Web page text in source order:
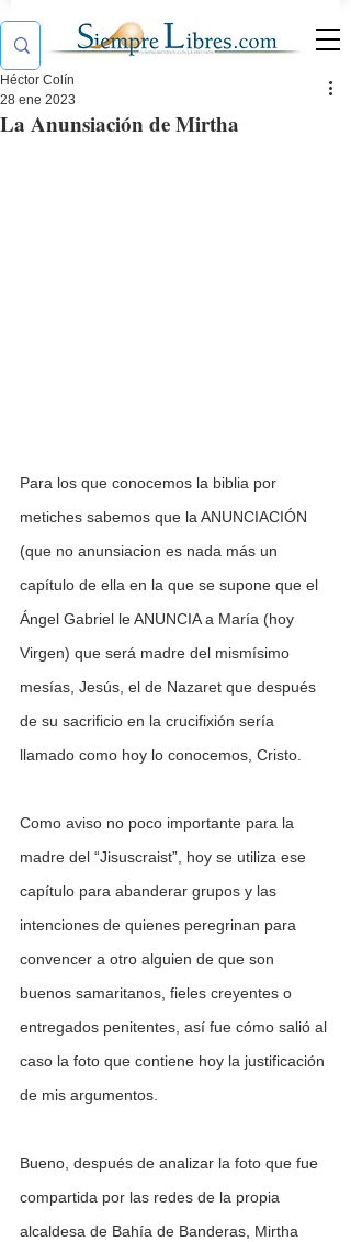
La Anunsiación de Mirtha
Héctor Colín
28 ene 2023
Para los que conocemos la biblia por
metiches sabemos que la ANUNCIACIÓN
(que no anunsiacion es nada más un
capítulo de ella en la que se supone que el
Ángel Gabriel le ANUNCIA a María (hoy
Virgen) que será madre del mismísimo
mesías, Jesús, el de Nazaret que después
de su sacrificio en la crucifixión sería
llamado como hoy lo conocemos, Cristo.
Como aviso no poco importante para la
madre del “Jisuscraist”, hoy se utiliza ese
capítulo para abanderar grupos y las
intenciones de quienes peregrinan para
convencer a otro alguien de que son
buenos samaritanos, fieles creyentes o
entregados penitentes, así fue cómo salió al
caso la foto que contiene hoy la justificación
de mis argumentos.
Bueno, después de analizar la foto que fue
compartida por las redes de la propia
alcaldesa de Bahía de Banderas, Mirtha